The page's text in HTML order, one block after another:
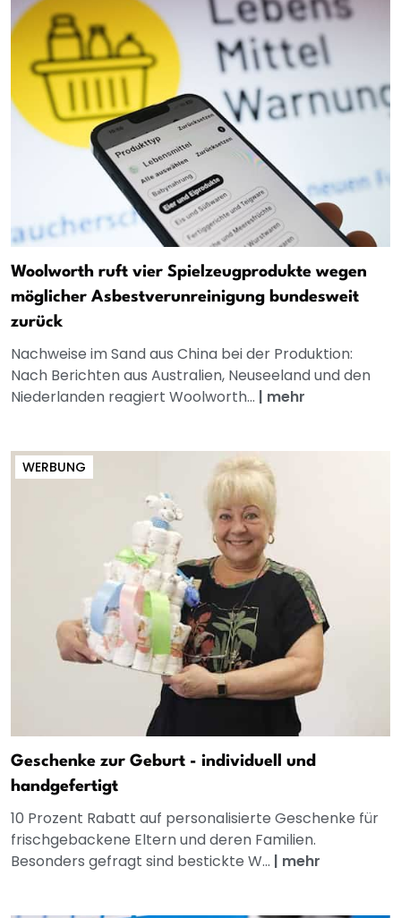
Woolworth ruft vier Spielzeugprodukte wegen
möglicher Asbestverunreinigung bundesweit
zurück
Nachweise im Sand aus China bei der Produktion:
Nach Berichten aus Australien, Neuseeland und den
Niederlanden reagiert Woolworth... | mehr
WERBUNG
Geschenke zur Geburt - individuell und
handgefertigt
10 Prozent Rabatt auf personalisierte Geschenke für
frischgebackene Eltern und deren Familien.
Besonders gefragt sind bestickte W... | mehr